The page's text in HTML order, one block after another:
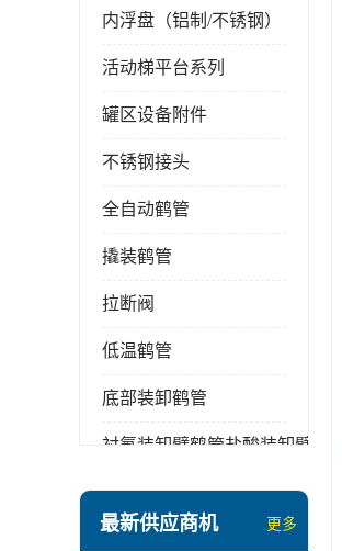
内浮盘（铝制/不锈钢）
活动梯平台系列
罐区设备附件
不锈钢接头
全自动鹤管
撬装鹤管
拉断阀
低温鹤管
底部装卸鹤管
衬氟装卸臂鹤管盐酸装卸臂
顶部装卸车鹤管
最新供应商机 更多